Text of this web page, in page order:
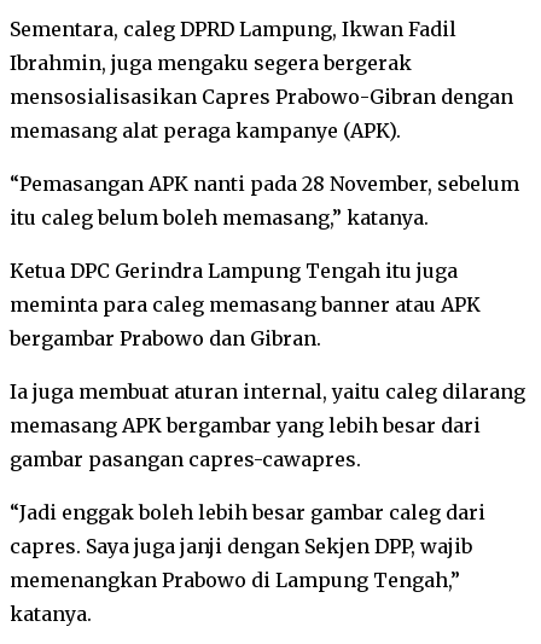
Sementara, caleg DPRD Lampung, Ikwan Fadil
Ibrahmin, juga mengaku segera bergerak
mensosialisasikan Capres Prabowo-Gibran dengan
memasang alat peraga kampanye (APK).
“Pemasangan APK nanti pada 28 November, sebelum
itu caleg belum boleh memasang,” katanya.
Ketua DPC Gerindra Lampung Tengah itu juga
meminta para caleg memasang banner atau APK
bergambar Prabowo dan Gibran.
Ia juga membuat aturan internal, yaitu caleg dilarang
memasang APK bergambar yang lebih besar dari
gambar pasangan capres-cawapres.
“Jadi enggak boleh lebih besar gambar caleg dari
capres. Saya juga janji dengan Sekjen DPP, wajib
memenangkan Prabowo di Lampung Tengah,”
katanya.